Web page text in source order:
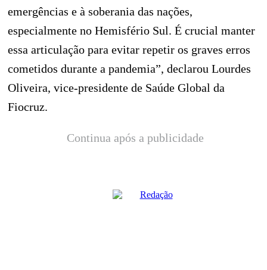
emergências e à soberania das nações,
especialmente no Hemisfério Sul. É crucial manter
essa articulação para evitar repetir os graves erros
cometidos durante a pandemia”, declarou Lourdes
Oliveira, vice-presidente de Saúde Global da
Fiocruz.
Continua após a publicidade